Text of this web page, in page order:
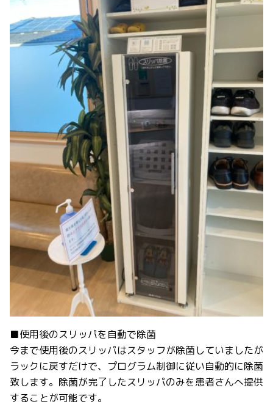
■使用後のスリッパを自動で除菌
今まで使用後のスリッパはスタッフが除菌していましたが
ラックに戻すだけで、プログラム制御に従い自動的に除菌
致します。除菌が完了したスリッパのみを患者さんへ提供
することが可能です。